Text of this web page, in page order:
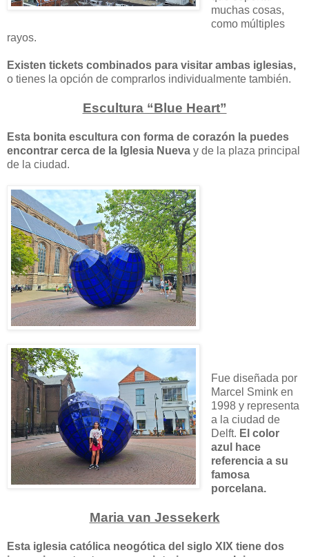
muchas cosas,
como múltiples
rayos.
Existen tickets combinados para visitar ambas iglesias,
o tienes la opción de comprarlos individualmente también.
Escultura “Blue Heart”
Esta bonita escultura con forma de corazón la puedes
encontrar cerca de la Iglesia Nueva y de la plaza principal
de la ciudad.
Fue diseñada por
Marcel Smink en
1998 y representa
a la ciudad de
Delft. El color
azul hace
referencia a su
famosa
porcelana.
Maria van Jessekerk
Esta iglesia católica neogótica del siglo XIX tiene dos